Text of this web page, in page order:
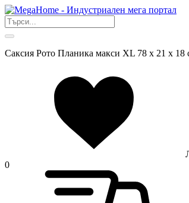
Саксия Рото Планика макси XL 78 x 21 x
0